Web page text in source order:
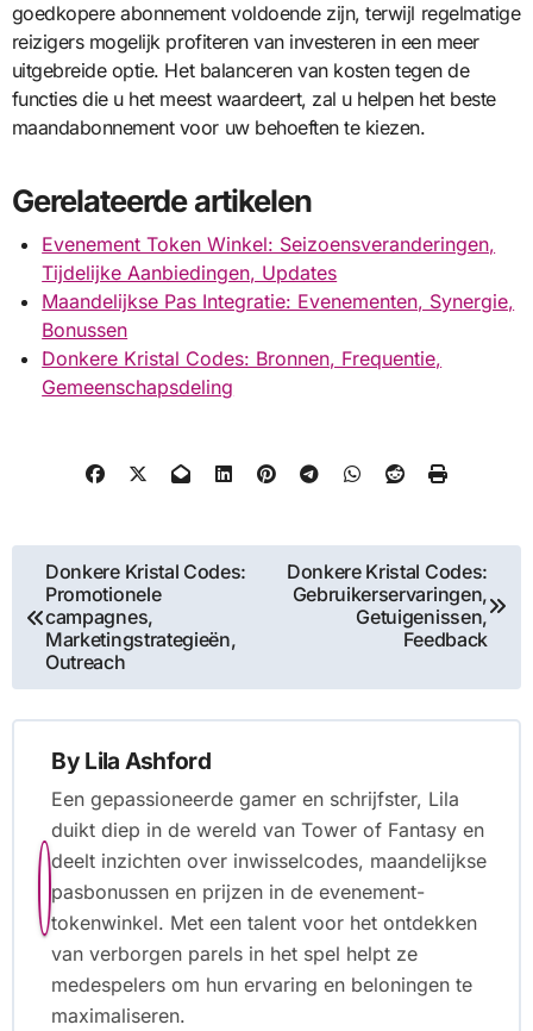
goedkopere abonnement voldoende zijn, terwijl regelmatige
reizigers mogelijk profiteren van investeren in een meer
uitgebreide optie. Het balanceren van kosten tegen de
functies die u het meest waardeert, zal u helpen het beste
maandabonnement voor uw behoeften te kiezen.
Gerelateerde artikelen
Evenement Token Winkel: Seizoensveranderingen,
Tijdelijke Aanbiedingen, Updates
Maandelijkse Pas Integratie: Evenementen, Synergie,
Bonussen
Donkere Kristal Codes: Bronnen, Frequentie,
Gemeenschapsdeling
Post
navigation
Donkere Kristal Codes:
Promotionele
campagnes,
Marketingstrategieën,
Outreach
Donkere Kristal Codes:
Gebruikerservaringen,
Getuigenissen,
Feedback
By Lila Ashford
Een gepassioneerde gamer en schrijfster, Lila
duikt diep in de wereld van Tower of Fantasy en
deelt inzichten over inwisselcodes, maandelijkse
pasbonussen en prijzen in de evenement-
tokenwinkel. Met een talent voor het ontdekken
van verborgen parels in het spel helpt ze
medespelers om hun ervaring en beloningen te
maximaliseren.